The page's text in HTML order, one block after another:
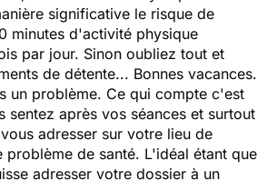
significative le risque de
minutes d'activité physique
par jour. Sinon oubliez tout et
de détente... Bonnes vacances.
un problème. Ce qui compte c'est
sentez après vos séances et surtout
adresser sur votre lieu de
problème de santé. L'idéal étant que
adresser votre dossier à un